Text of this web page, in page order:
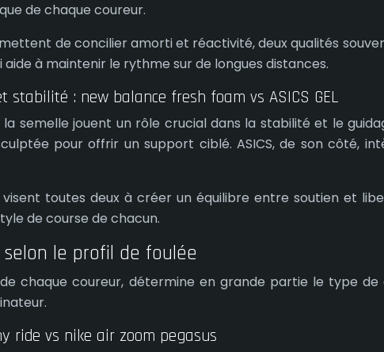
de chaque coureur.
de concilier amorti et réactivité, deux qualités
à maintenir le rythme sur de longues distances.
stabilité : new balance fresh foam vs ASICS GEL
semelle jouent un rôle crucial dans la stabilité et le
pour offrir un support ciblé. ASICS, de son
toutes deux à créer un équilibre entre soutien et
de course de chacun.
le profil de foulée
de chaque coureur, détermine en grande partie le type
ride vs nike air zoom pegasus